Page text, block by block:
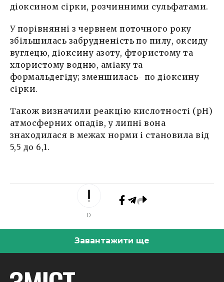
діоксином сірки, розчинними сульфатами.
У порівнянні з червнем поточного року
збільшилась забрудненість по пилу, оксиду
вуглецю, діоксину азоту, фтористому та
хлористому водню, аміаку та
формальдегіду; зменшилась- по діоксину
сірки.
Також визначили реакцію кислотності (рН)
атмосферних опадів, у липні вона
знаходилася в межах норми і становила від
5,5 до 6,1.
0
Завантажити ще